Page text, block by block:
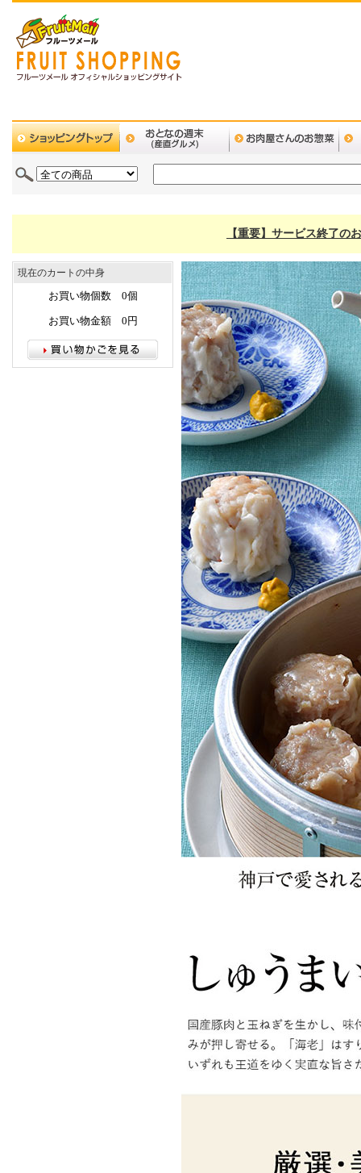
【重要】サービス終了の
現在のカートの中身
お買い物個数 0個
お買い物金額 0円